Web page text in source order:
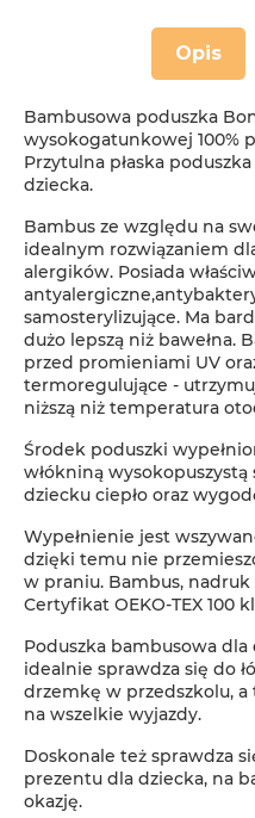
Opis
Bambusowa poduszka
wysokogatunkowej 100%
Przytulna płaska
dziecka.
Bambus ze względu na
idealnym rozwiązaniem
alergików. Posiada
samosterylizujące. Ma
dużo lepszą niż bawełna.
przed promieniami UV
termoregulujące -
niższą niż temperatura
Środek poduszki
włókniną
dziecku ciepło oraz
Wypełnienie jest
dzięki temu nie
w praniu. Bambus, nadruk
Certyfikat OEKO-TEX 100
Poduszka bambusowa
idealnie sprawdza się do
drzemkę w przedszkolu,
na wszelkie wyjazdy.
Doskonale też sprawdza
prezentu dla dziecka, na
okazję.